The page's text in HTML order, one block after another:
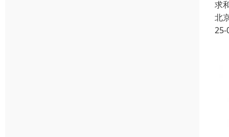
求
北
25-